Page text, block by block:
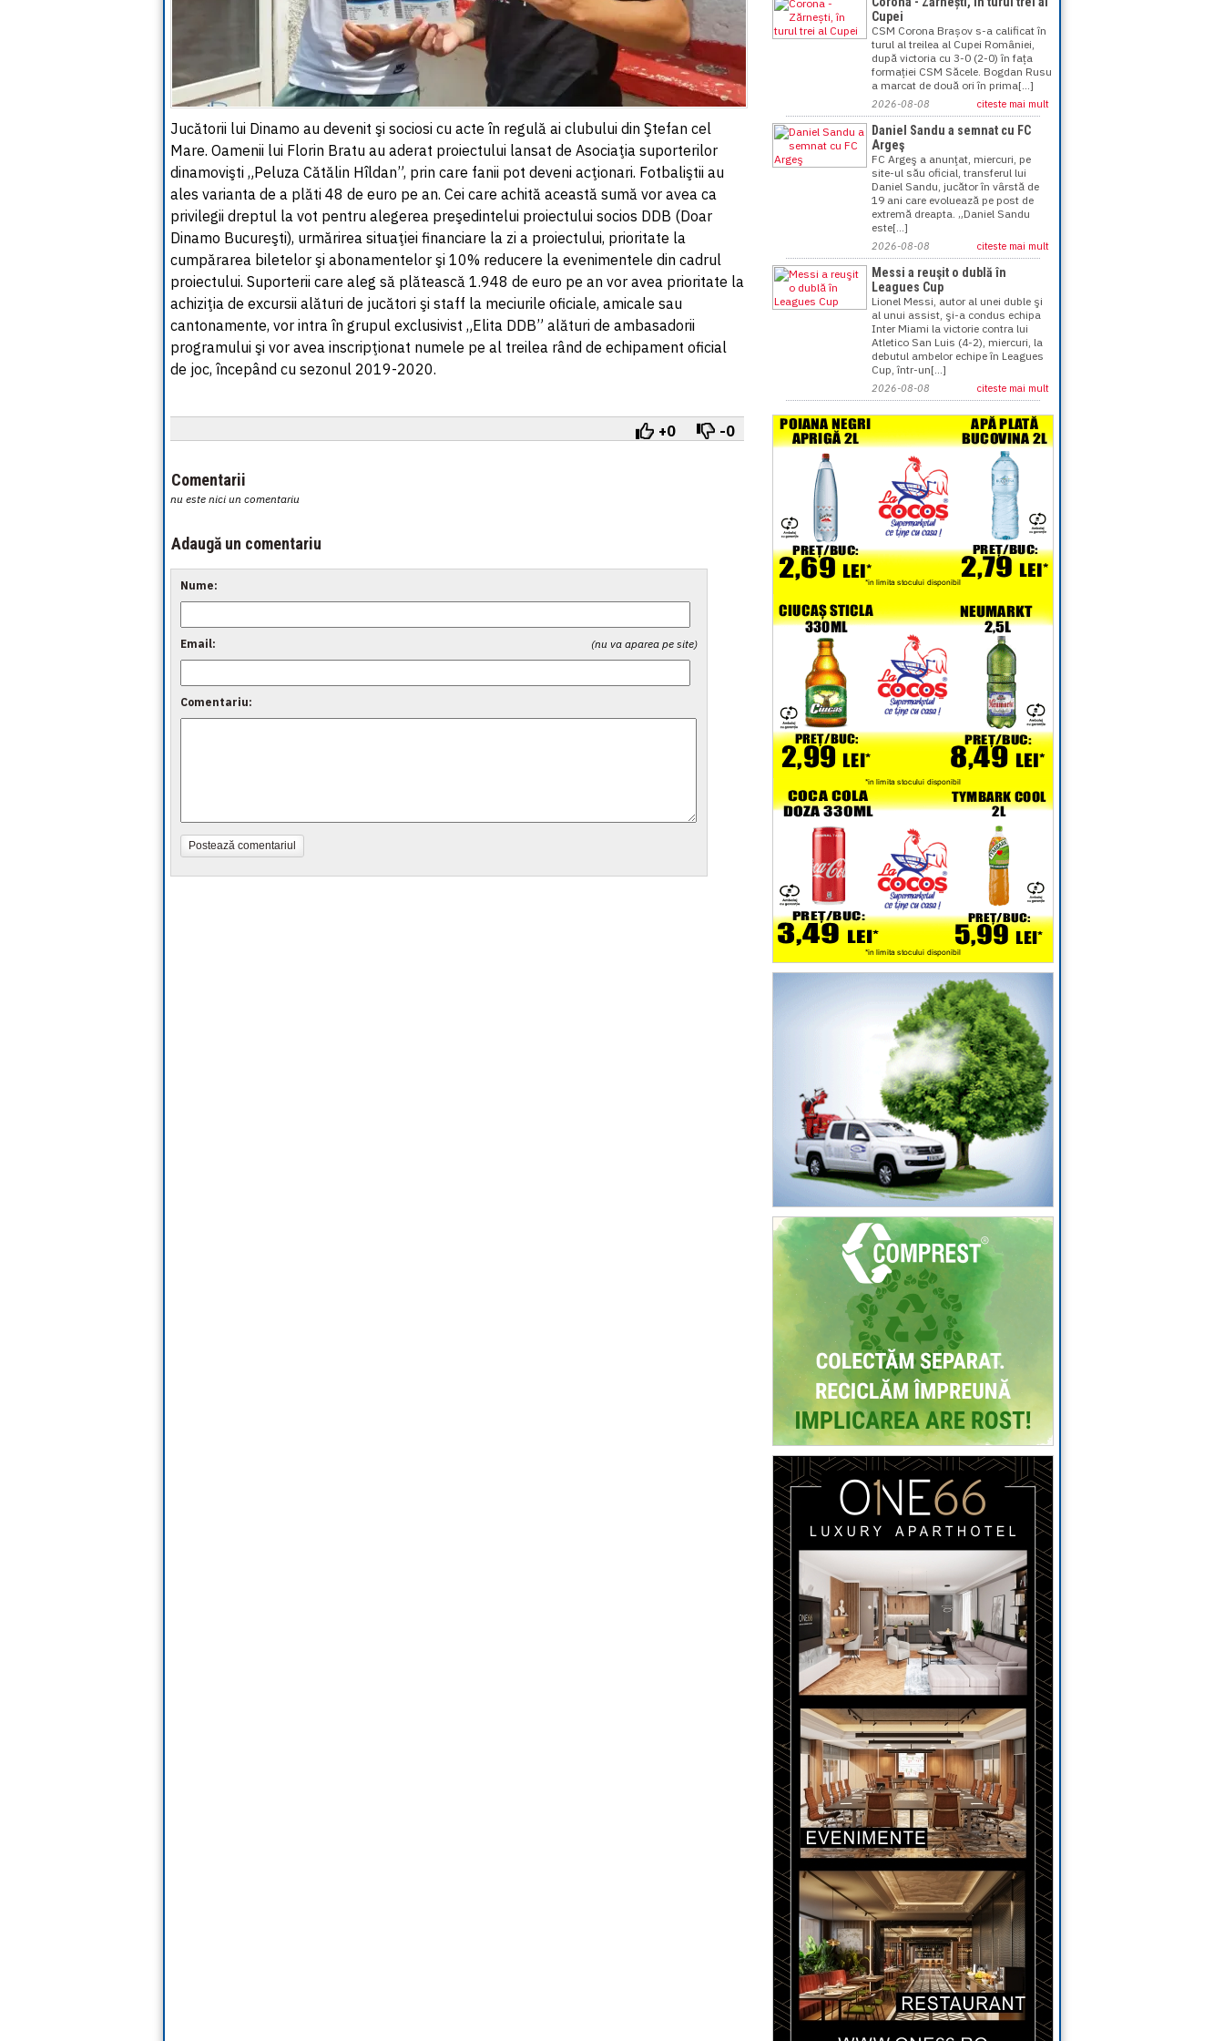
Jucătorii lui Dinamo au devenit şi sociosi cu acte în regulă ai clubului din Ştefan cel
Mare. Oamenii lui Florin Bratu au aderat proiectului lansat de Asociaţia suporterilor
dinamovişti „Peluza Cătălin Hîldan”, prin care fanii pot deveni acţionari. Fotbaliştii au
ales varianta de a plăti 48 de euro pe an. Cei care achită această sumă vor avea ca
privilegii dreptul la vot pentru alegerea preşedintelui proiectului socios DDB (Doar
Dinamo Bucureşti), urmărirea situaţiei financiare la zi a proiectului, prioritate la
cumpărarea biletelor şi abonamentelor şi 10% reducere la evenimentele din cadrul
proiectului. Suporterii care aleg să plătească 1.948 de euro pe an vor avea prioritate la
achiziţia de excursii alături de jucători şi staff la meciurile oficiale, amicale sau
cantonamente, vor intra în grupul exclusivist „Elita DDB” alături de ambasadorii
programului şi vor avea inscripţionat numele pe al treilea rând de echipament oficial
de joc, începând cu sezonul 2019-2020.
+0 -0
Comentarii
nu este nici un comentariu
Adaugă un comentariu
Nume:
(nu va aparea pe site)
Email:
Comentariu:
Postează comentariul
Cupei
CSM Corona Brașov s-a calificat în
turul al treilea al Cupei României,
după victoria cu 3-0 (2-0) în fața
formației CSM Săcele. Bogdan Rusu
a marcat de două ori în prima[...]
2026-08-08 citeste mai mult
Daniel Sandu a semnat cu FC
Argeş
FC Argeş a anunţat, miercuri, pe
site-ul său oficial, transferul lui
Daniel Sandu, jucător în vârstă de
19 ani care evoluează pe post de
extremă dreapta. „Daniel Sandu
este[...]
2026-08-08 citeste mai mult
Messi a reuşit o dublă în
Leagues Cup
Lionel Messi, autor al unei duble şi
al unui assist, şi-a condus echipa
Inter Miami la victorie contra lui
Atletico San Luis (4-2), miercuri, la
debutul ambelor echipe în Leagues
Cup, într-un[...]
2026-08-08 citeste mai mult